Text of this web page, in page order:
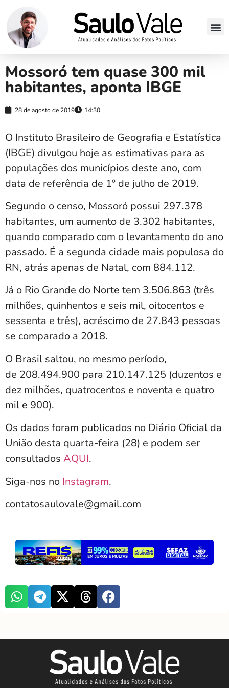
Mossoró tem quase 300 mil
habitantes, aponta IBGE
28 de agosto de 2019 14:30
O Instituto Brasileiro de Geografia e Estatística
(IBGE) divulgou hoje as estimativas para as
populações dos municípios deste ano, com
data de referência de 1º de julho de 2019.
Segundo o censo, Mossoró possui 297.378
habitantes, um aumento de 3.302 habitantes,
quando comparado com o levantamento do ano
passado. É a segunda cidade mais populosa do
RN, atrás apenas de Natal, com 884.112.
Já o Rio Grande do Norte tem 3.506.863 (três
milhões, quinhentos e seis mil, oitocentos e
sessenta e três), acréscimo de 27.843 pessoas
se comparado a 2018.
O Brasil saltou, no mesmo período,
de 208.494.900 para 210.147.125 (duzentos e
dez milhões, quatrocentos e noventa e quatro
mil e 900).
Os dados foram publicados no Diário Oficial da
União desta quarta-feira (28) e podem ser
consultados AQUI.
Siga-nos no Instagram.
contatosaulovale@gmail.com